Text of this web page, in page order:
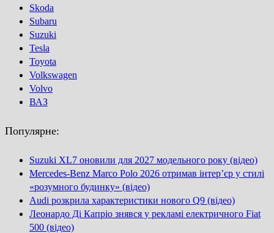
Skoda
Subaru
Suzuki
Tesla
Toyota
Volkswagen
Volvo
ВАЗ
Популярне:
Suzuki XL7 оновили для 2027 модельного року (відео)
Mercedes-Benz Marco Polo 2026 отримав інтер’єр у стилі
«розумного будинку» (відео)
Audi розкрила характеристики нового Q9 (відео)
Леонардо Ді Капріо знявся у рекламі електричного Fiat
500 (відео)